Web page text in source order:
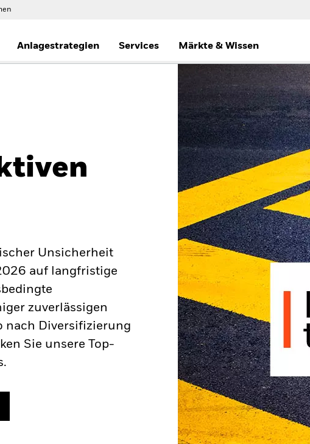
Anlagestrategien Services Märkte & Wissen
Unsicherheit
auf langfristige
zuverlässigen
nach Diversifizierung
Sie unsere Top-